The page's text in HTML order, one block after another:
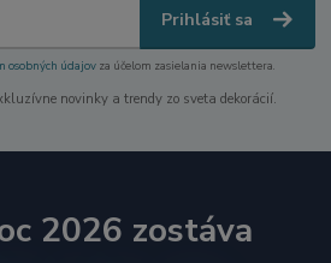
Prihlásiť sa
osobných údajov za účelom zasielania newslettera.
novinky a trendy zo sveta dekorácií.
2026 zostáva